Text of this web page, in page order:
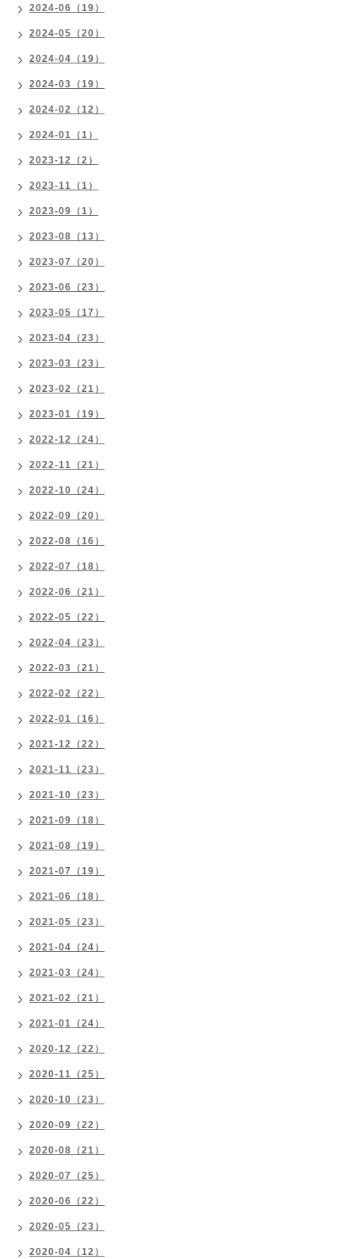
2024-06（19）
2024-05（20）
2024-04（19）
2024-03（19）
2024-02（12）
2024-01（1）
2023-12（2）
2023-11（1）
2023-09（1）
2023-08（13）
2023-07（20）
2023-06（23）
2023-05（17）
2023-04（23）
2023-03（23）
2023-02（21）
2023-01（19）
2022-12（24）
2022-11（21）
2022-10（24）
2022-09（20）
2022-08（16）
2022-07（18）
2022-06（21）
2022-05（22）
2022-04（23）
2022-03（21）
2022-02（22）
2022-01（16）
2021-12（22）
2021-11（23）
2021-10（23）
2021-09（18）
2021-08（19）
2021-07（19）
2021-06（18）
2021-05（23）
2021-04（24）
2021-03（24）
2021-02（21）
2021-01（24）
2020-12（22）
2020-11（25）
2020-10（23）
2020-09（22）
2020-08（21）
2020-07（25）
2020-06（22）
2020-05（23）
2020-04（12）